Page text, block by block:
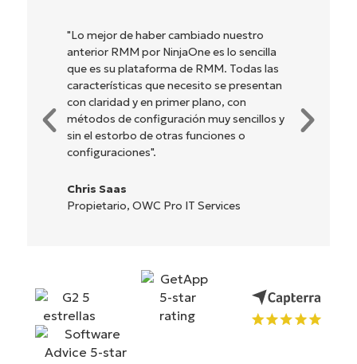
"Lo mejor de haber cambiado nuestro
anterior RMM por NinjaOne es lo sencilla
que es su plataforma de RMM. Todas las
características que necesito se presentan
con claridad y en primer plano, con
métodos de configuración muy sencillos y
sin el estorbo de otras funciones o
configuraciones".
Chris Saas
Propietario, OWC Pro IT Services